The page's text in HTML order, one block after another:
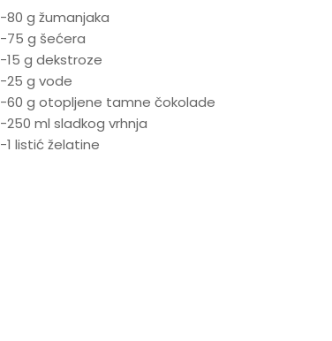
-80 g žumanjaka
-75 g šećera
-15 g dekstroze
-25 g vode
-60 g otopljene tamne čokolade
-250 ml sladkog vrhnja
-1 listić želatine